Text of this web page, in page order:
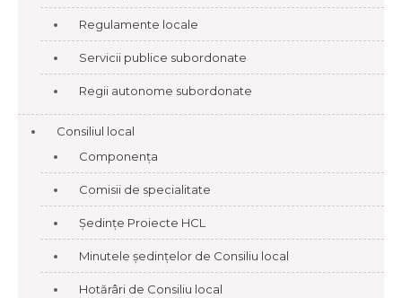
Regulamente locale
Servicii publice subordonate
Regii autonome subordonate
Consiliul local
Componența
Comisii de specialitate
Ședințe Proiecte HCL
Minutele ședințelor de Consiliu local
Hotărâri de Consiliu local